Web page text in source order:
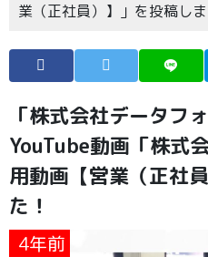
業（正社員）】」を投稿しま
「株式会社データフ
YouTube動画「株式
用動画【営業（正社
た！
4年前